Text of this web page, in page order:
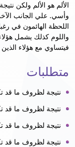
الألم هو الألم ولكن
وأسي. علي الجانب
اللحظة الهائمون في
واللوم كذلك يشمل
فيتساوي مع هؤلاء
متطلبات
نتيجة لظروف ما قد
نتيجة لظروف ما قد
نتيجة لظروف ما قد
نتيجة لظروف ما قد